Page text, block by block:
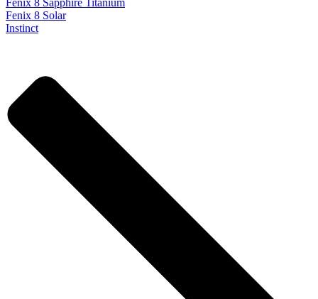
Fenix 8 Sapphire Titanium
Fenix 8 Solar
Instinct